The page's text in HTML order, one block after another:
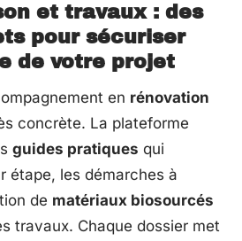
et travaux : des
pour sécuriser
de votre projet
en rénovation
concrète. La plateforme
guides pratiques qui
étape, les démarches à
de matériaux biosourcés
travaux. Chaque dossier met